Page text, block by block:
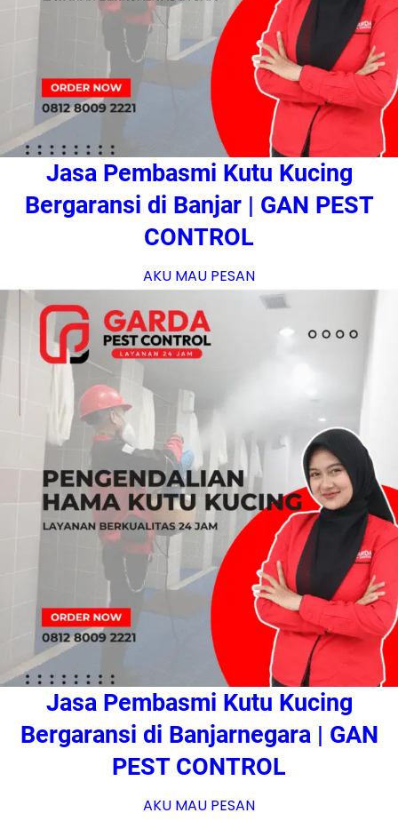
Jasa Pembasmi Kutu Kucing
Bergaransi di Banjar | GAN PEST
CONTROL
AKU MAU PESAN
Jasa Pembasmi Kutu Kucing
Bergaransi di Banjarnegara | GAN
PEST CONTROL
AKU MAU PESAN